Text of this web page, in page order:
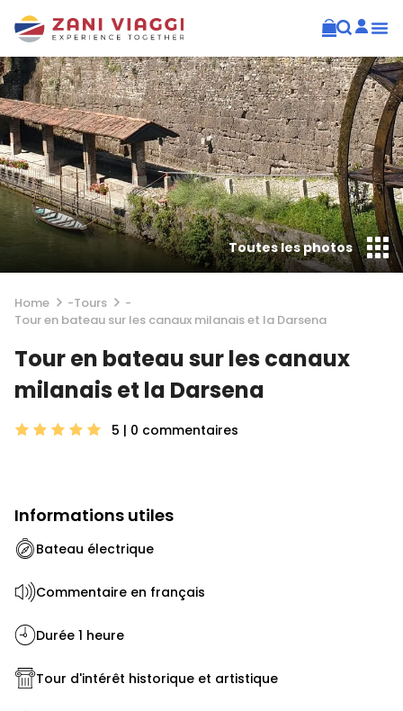
Home -Tours
-
Tour en bateau sur les canaux milanais et la Darsena
Tour en bateau sur les canaux
milanais et la Darsena
5 | 0 commentaires
Toutes les photos
Informations utiles
Bateau électrique
Commentaire en français
Durée 1 heure
Tour d'intérêt historique et artistique